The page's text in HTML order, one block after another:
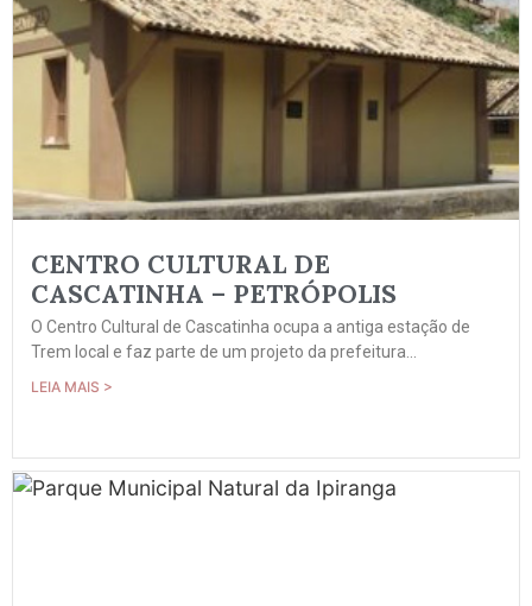
CENTRO CULTURAL DE
CASCATINHA – PETRÓPOLIS
O Centro Cultural de Cascatinha ocupa a antiga estação de
Trem local e faz parte de um projeto da prefeitura...
LEIA MAIS >